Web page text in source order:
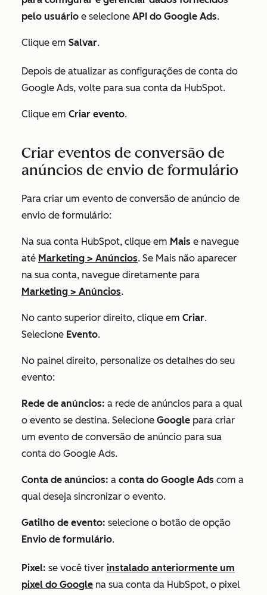
pelo usuário e selecione API do Google Ads.
Clique em Salvar.
Depois de atualizar as configurações de conta do
Google Ads, volte para sua conta da HubSpot.
Clique em Criar evento.
Criar eventos de conversão de
anúncios de envio de formulário
Para criar um evento de conversão de anúncio de
envio de formulário:
Na sua conta HubSpot, clique em Mais e navegue
até Marketing > Anúncios. Se Mais não aparecer
na sua conta, navegue diretamente para
Marketing > Anúncios.
No canto superior direito, clique em Criar.
Selecione Evento.
No painel direito, personalize os detalhes do seu
evento:
Rede de anúncios: a rede de anúncios para a qual
o evento se destina. Selecione Google para criar
um evento de conversão de anúncio para sua
conta do Google Ads.
Conta de anúncios: a conta do Google Ads com a
qual deseja sincronizar o evento.
Gatilho de evento: selecione o botão de opção
Envio de formulário.
Pixel: se você tiver instalado anteriormente um
pixel do Google na sua conta da HubSpot, o pixel